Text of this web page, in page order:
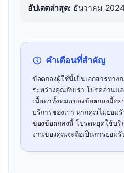
อัปเดตล่าสุด: ธันวาคม 2024
คำเตือนที่สำคัญ
ข้อตกลงผู้ใช้นี้เป็นเอกสารทาง
ระหว่างคุณกับเรา โปรดอ่านแ
เนื้อหาทั้งหมดของข้อตกลงนี้อย่
บริการของเรา หากคุณไม่ยอม
ของข้อตกลงนี้ โปรดหยุดใช้บริ
งานของคุณจะถือเป็นการยอม